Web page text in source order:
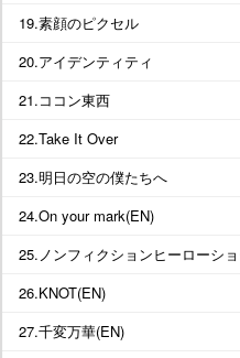
19.素顔のピクセル
20.アイデンティティ
21.ココン東西
22.Take It Over
23.明日の空の僕たちへ
24.On your mark(EN)
25.ノンフィクションヒーローシ
26.KNOT(EN)
27.千変万華(EN)